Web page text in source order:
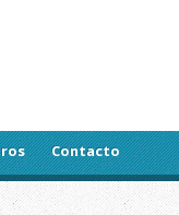
Contacto